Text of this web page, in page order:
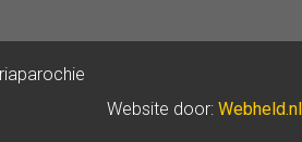
Website door: Webheld.nl